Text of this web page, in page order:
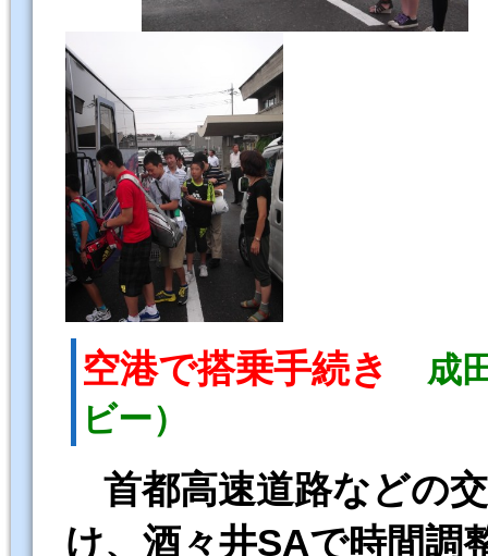
空港で搭乗手続き
成
ビー）
首都高速道路などの
け、酒々井SAで時間調